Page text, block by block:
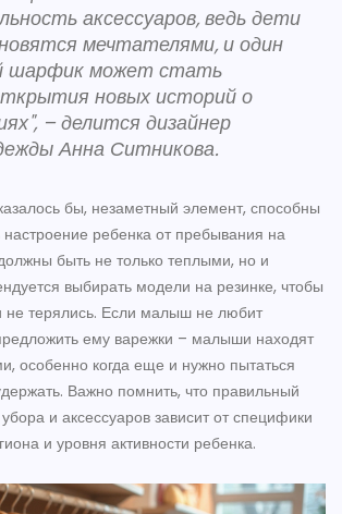
аксессуаров, ведь дети
мечтателями, и один
шарфик может стать
новых историй о
– делится дизайнер
Анна Ситникова.
бы, незаметный элемент, способны
ребенка от пребывания на
быть не только теплыми, но и
выбирать модели на резинке, чтобы
не терялись. Если малыш не любит
ему варежки – малыши находят
особенно когда еще и нужно пытаться
Важно помнить, что правильный
и аксессуаров зависит от специфики
и уровня активности ребенка.